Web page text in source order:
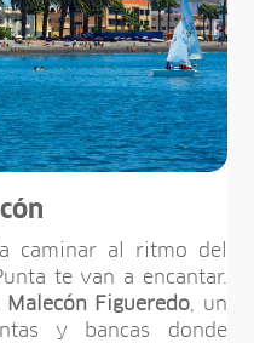
caminar al ritmo del
te van a encantar.
Malecón Figueredo, un
y bancas donde